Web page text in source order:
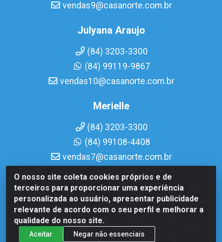
O nosso site coleta cookies próprios e de
terceiros para proporcionar uma experiência
personalizada ao usuário, apresentar publicidade
relevante de acordo com o seu perfil e melhorar a
qualidade do nosso site.
Aceitar Negar não essenciais
vendas9@casanorte.com.br
Julyana Araujo
(84) 3203-3300
(84) 99119-9867
vendas10@casanorte.com.br
Merielle
(84) 3203-3300
(84) 99108-4408
vendas7@casanorte.com.br
Casa Norte LTDA - Av. Interventor Mário Câmara, 1815 - Dix-
Sept Rosado, Natal/RN - CEP 59054-600 - CNPJ
08.713.513/0001-51